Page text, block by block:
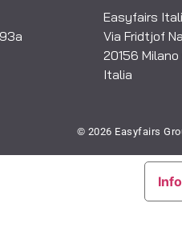
Easyfairs
Via Fridtjof
20156 Milano
Italia
© 2026 Easyfairs